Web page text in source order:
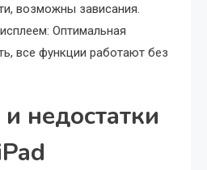
возможны зависания.
Оптимальная
все функции работают без
недостатки